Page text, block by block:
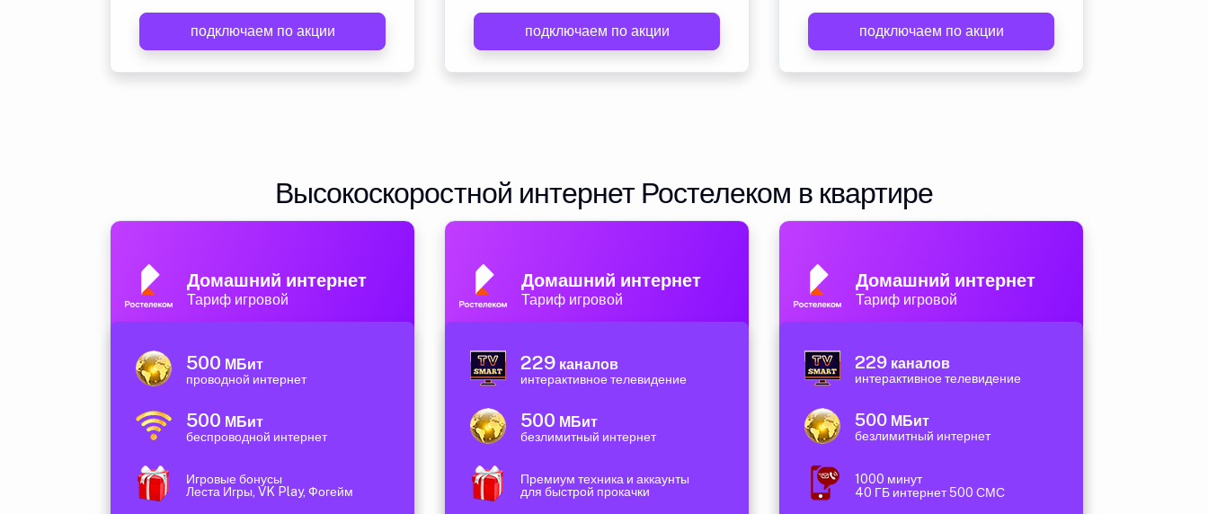
подключаем по акции подключаем по акции подключаем по акции
Высокоскоростной интернет Ростелеком в квартире
Домашний интернет
Тариф игровой
500 МБит
проводной интернет
500 МБит
беспроводной интернет
Игровые бонусы
Леста Игры, VK Play, Фогейм
Домашний интернет
Тариф игровой
229 каналов
интерактивное телевидение
500 МБит
безлимитный интернет
Премиум техника и аккаунты
для быстрой прокачки
Домашний интернет
Тариф игровой
229 каналов
интерактивное телевидение
500 МБит
безлимитный интернет
1000 минут
40 ГБ интернет 500 СМС